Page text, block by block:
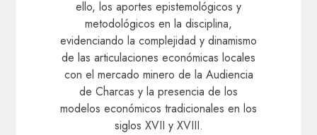
ello, los aportes epistemológicos y
metodológicos en la disciplina,
evidenciando la complejidad y dinamismo
de las articulaciones económicas locales
con el mercado minero de la Audiencia
de Charcas y la presencia de los
modelos económicos tradicionales en los
siglos XVII y XVIII.